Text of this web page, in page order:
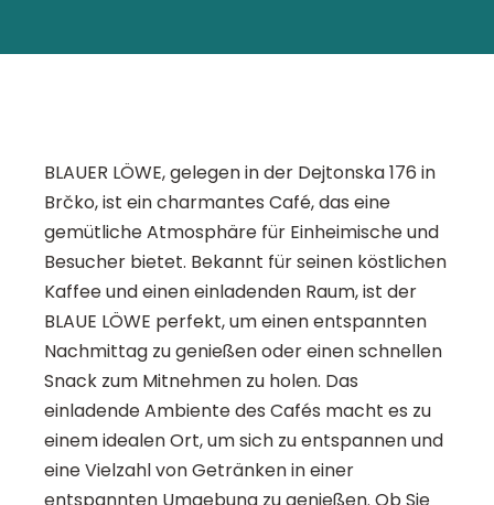
BLAUER LÖWE, gelegen in der Dejtonska 176 in
Brčko, ist ein charmantes Café, das eine
gemütliche Atmosphäre für Einheimische und
Besucher bietet. Bekannt für seinen köstlichen
Kaffee und einen einladenden Raum, ist der
BLAUE LÖWE perfekt, um einen entspannten
Nachmittag zu genießen oder einen schnellen
Snack zum Mitnehmen zu holen. Das
einladende Ambiente des Cafés macht es zu
einem idealen Ort, um sich zu entspannen und
eine Vielzahl von Getränken in einer